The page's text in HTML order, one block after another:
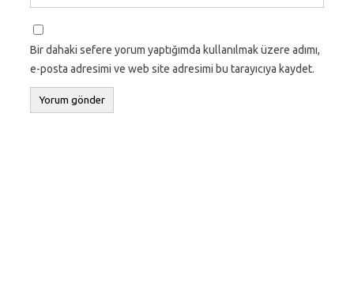
Bir dahaki sefere yorum yaptığımda kullanılmak üzere adımı,
e-posta adresimi ve web site adresimi bu tarayıcıya kaydet.